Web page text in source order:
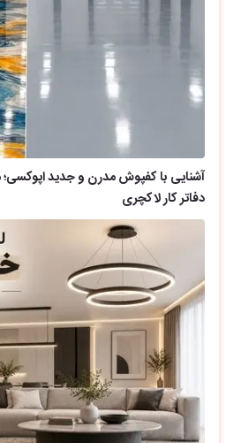
آشنایی با کفپوش مدرن و جدید
دفاتر کار لاکچری